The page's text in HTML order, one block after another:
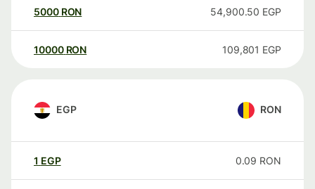
5000 RON 54,900.50 EGP
10000 RON 109,801 EGP
EGP RON
1 EGP 0.09 RON